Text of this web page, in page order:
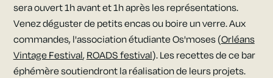
sera ouvert 1h avant et 1h après les représentations.
Venez déguster de petits encas ou boire un verre. Aux
commandes, l'association étudiante Os'moses (Orléans
Vintage Festival , ROADS festival ). Les recettes de ce bar
éphémère soutiendront la réalisation de leurs projets.